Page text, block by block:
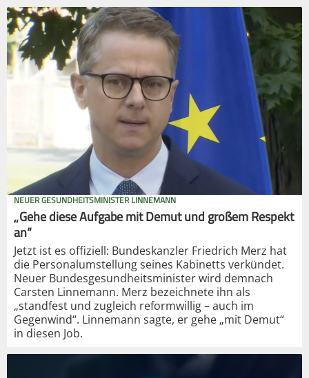
NEUER GESUNDHEITSMINISTER LINNEMANN
„Gehe diese Aufgabe mit Demut und großem Respekt
an“
Jetzt ist es offiziell: Bundeskanzler Friedrich Merz hat
die Personalumstellung seines Kabinetts verkündet.
Neuer Bundesgesundheitsminister wird demnach
Carsten Linnemann. Merz bezeichnete ihn als
„standfest und zugleich reformwillig – auch im
Gegenwind“. Linnemann sagte, er gehe „mit Demut“
in diesen Job.